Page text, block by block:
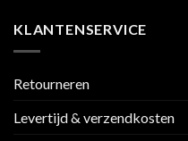
KLANTENSERVICE
Retourneren
Levertijd & verzendkosten